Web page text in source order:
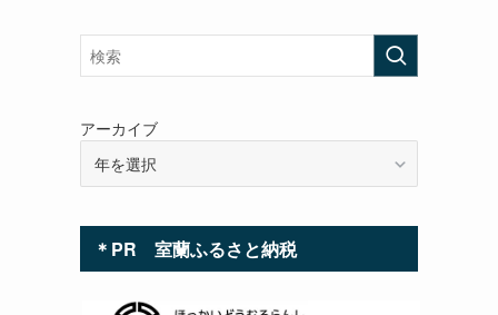
レ
ス
アーカイブ
＊PR 室蘭ふるさと納税